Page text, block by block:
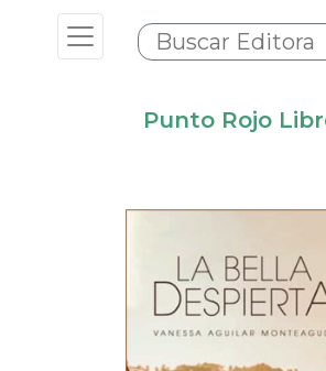
Toggle navigation
Punto Rojo